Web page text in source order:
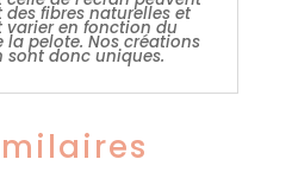
des fibres naturelles et
varier en fonction du
pelote. Nos créations
sont donc uniques.